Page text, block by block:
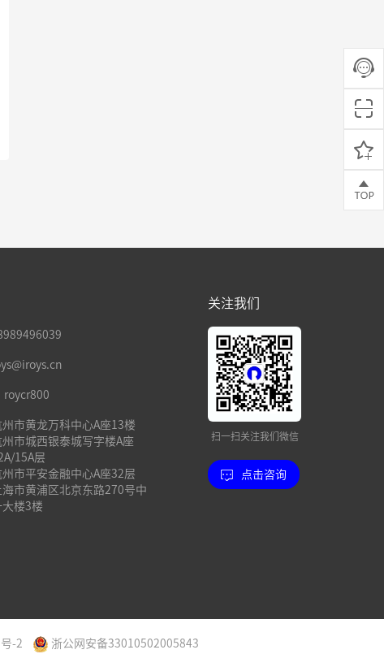
roycr800
州市黄龙万科中心A座13楼
州市城西银泰城写字楼A座
15A层
州市平安金融中心A座32层
海市黄浦区北京东路270号中
大楼3楼
关注我们
扫一扫关注我们微信
点击咨询
-2 浙公网安备33010502005843